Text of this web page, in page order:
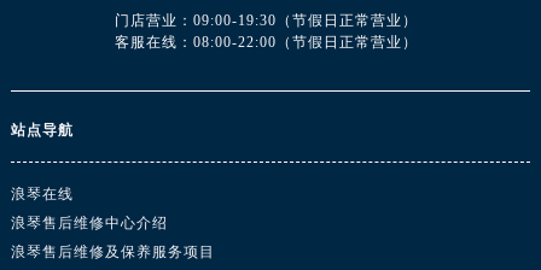
门店营业：09:00-19:30（节假日正常营业）
客服在线：08:00-22:00（节假日正常营业）
站点导航
浪琴在线
浪琴售后维修中心介绍
浪琴售后维修及保养服务项目